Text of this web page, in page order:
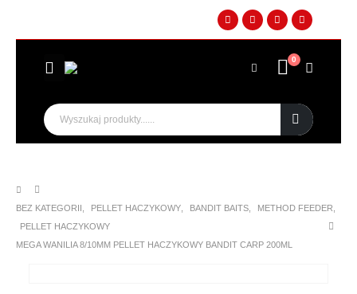
0
BEZ KATEGORII PELLET HACZYKOWY BANDIT BAITS METHOD FEEDER
PELLET HACZYKOWY
MEGA WANILIA 8/10MM PELLET HACZYKOWY BANDIT CARP 200ML